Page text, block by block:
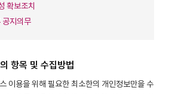
확보조치
공지의무
항목 및 수집방법
이용을 위해 필요한 최소한의 개인정보만을 수